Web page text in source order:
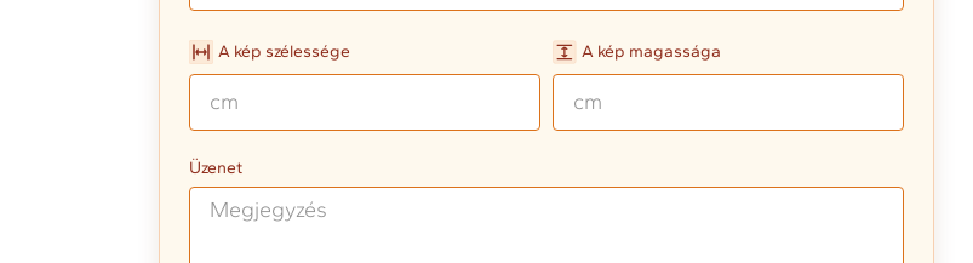
A kép szélessége A kép magassága
Üzenet